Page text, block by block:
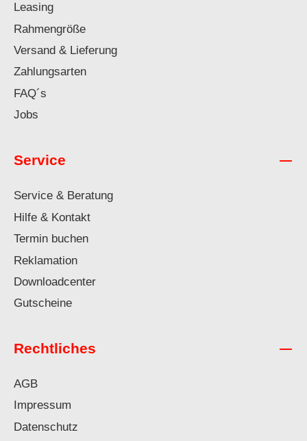
Leasing
Rahmengröße
Versand & Lieferung
Zahlungsarten
FAQ´s
Jobs
Service
Service & Beratung
Hilfe & Kontakt
Termin buchen
Reklamation
Downloadcenter
Gutscheine
Rechtliches
AGB
Impressum
Datenschutz